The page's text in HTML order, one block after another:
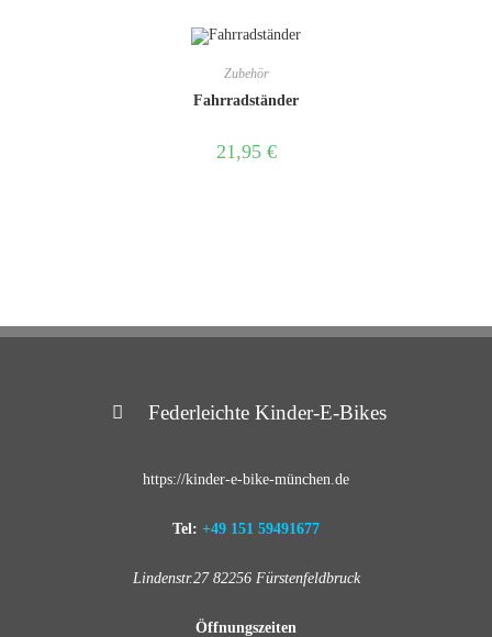
Zubehör
Fahrradständer
21,95 €
Federleichte Kinder-E-Bikes
https://kinder-e-bike-münchen.de
Tel: +49 151 59491677
Lindenstr.27 82256 Fürstenfeldbruck
Öffnungszeiten